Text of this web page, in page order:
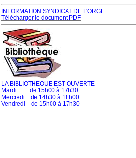
INFORMATION SYNDICAT DE L'ORGE
Télécharger le document PDF
LA BIBLIOTHEQUE EST OUVERTE
Mardi de 15h00 à 17h30
Mercredi de 14h30 à 18h00
Vendredi de 15h00 à 17h30